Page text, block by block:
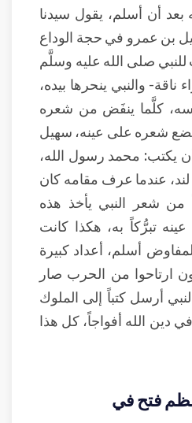
أن أسلم، يقول سيدنا
بن عمرو في حجة الوداع
للنبي صلى الله عليه وسلَّم
ناقة- والنبي ينحرها بيده،
كلَّما ينفَض من شعره
شعره على عينه، سهيل
يكتب: محمد رسول الله،
لند، عندما عرف مقامه كان
من شعر النبي يأخذ هذه
تبرُّكاً به، هكذا كانت
أسلم، أعداد كبيرة
ارتاحوا من الحرب صار
أرسل كتباً إلى الملوك
دين الله أفواجاً، كل هذا
فتح في